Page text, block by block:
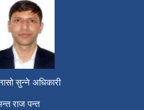
सुन्ने अधिकारी
राज पन्त